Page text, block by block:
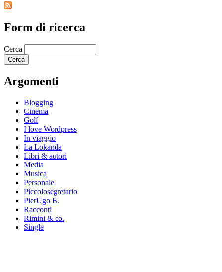
Form di ricerca
Cerca
Argomenti
Blogging
Cinema
Golf
I love Wordpress
In viaggio
La Lokanda
Libri & autori
Media
Musica
Personale
Piccolosegretario
PierUgo B.
Racconti
Rimini & co.
Single